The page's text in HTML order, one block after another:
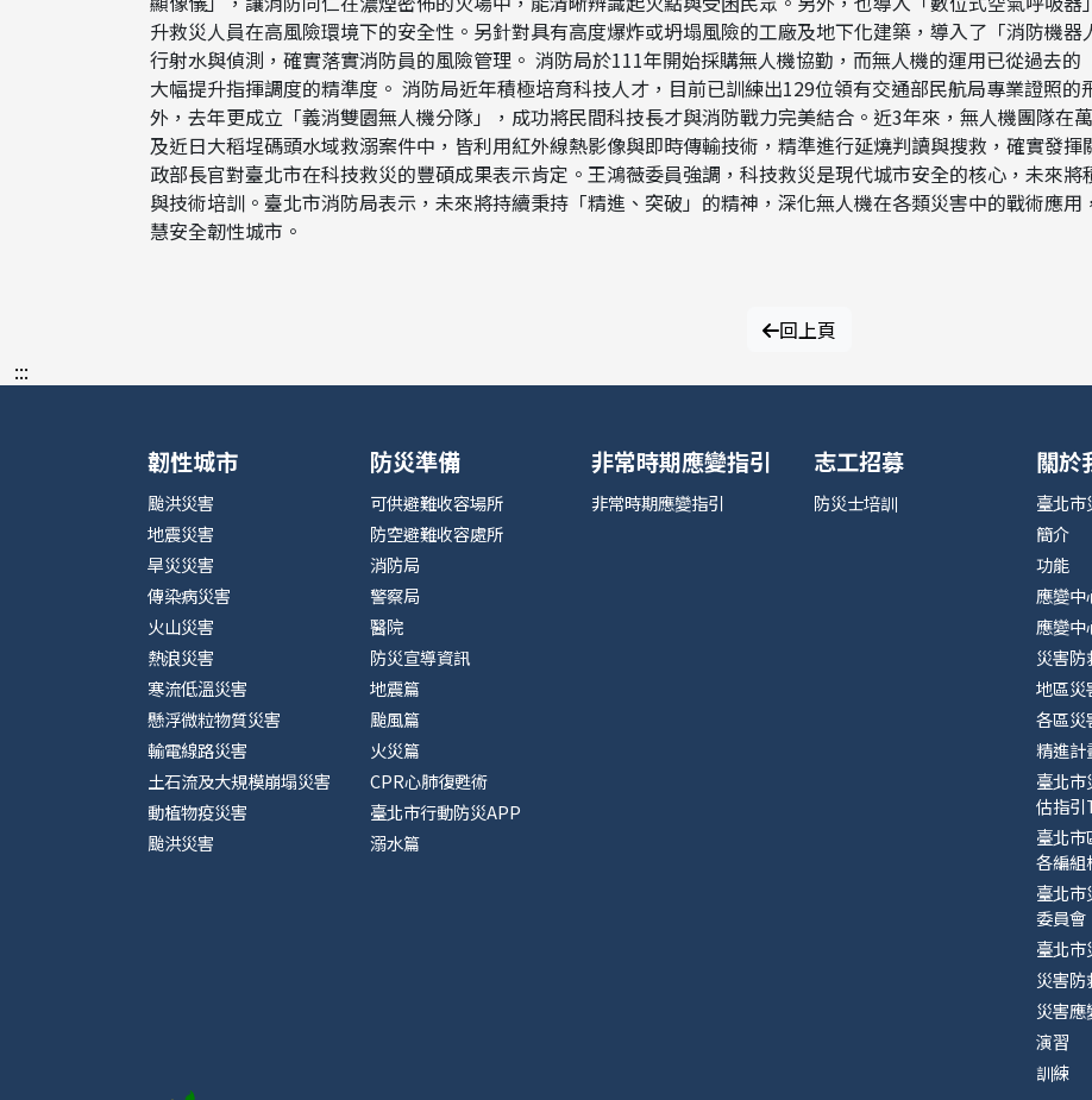
升救災人員在高風險環境下的安全性。另針對具有高度爆炸或坍塌風險的工廠及地下化建築，導入了「消防機
行射水與偵測，確實落實消防員的風險管理。 消防局於111年開始採購無人機協勤，而無人機的運用已從過去的
大幅提升指揮調度的精準度。 消防局近年積極培育科技人才，目前已訓練出129位領有交通部民航局專業證照
外，去年更成立「義消雙園無人機分隊」，成功將民間科技長才與消防戰力完美結合。近3年來，無人機團隊在
及近日大稻埕碼頭水域救溺案件中，皆利用紅外線熱影像與即時傳輸技術，精準進行延燒判讀與搜救，確實發
政部長官對臺北市在科技救災的豐碩成果表示肯定。王鴻薇委員強調，科技救災是現代城市安全的核心，未來
與技術培訓。臺北市消防局表示，未來將持續秉持「精進、突破」的精神，深化無人機在各類災害中的戰術應
慧安全韌性城市。
回上頁
:::
韌性城市
颱洪災害
地震災害
旱災災害
傳染病災害
火山災害
熱浪災害
寒流低溫災害
懸浮微粒物質災害
輸電線路災害
土石流及大規模崩塌災害
動植物疫災害
颱洪災害
防災準備
可供避難收容場所
防空避難收容處所
消防局
警察局
醫院
防災宣導資訊
地震篇
颱風篇
火災篇
CPR心肺復甦術
臺北市行動防災APP
溺水篇
非常時期應變指引
非常時期應變指引
志工招募
防災士培訓
關於
臺北市
簡介
功能
應變中
應變中
災害防
地區災
各區災
精進計
臺北市
估指引
臺北市
各編組
臺北市
委員會
臺北市
災害防
災害應
演習
訓練